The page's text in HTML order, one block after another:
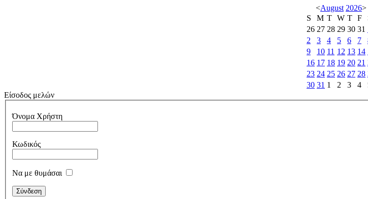
<August 2026>
S
M T W T F
26 27 28 29 30 31
2
3 4 5 6 7
9
10 11 12 13 14
16 17 18 19 20 21
23 24 25 26 27 28
30 31 1 2 3 4
Είσοδος μελών
Όνομα Χρήστη
Κωδικός
Να με θυμάσαι